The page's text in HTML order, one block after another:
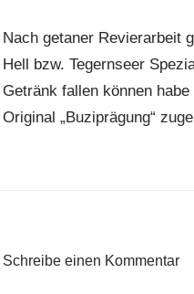
Nach getaner Revierarbeit
Hell bzw. Tegernseer
Getränk fallen können
Original „Buziprägung“
Schreibe einen Kommentar